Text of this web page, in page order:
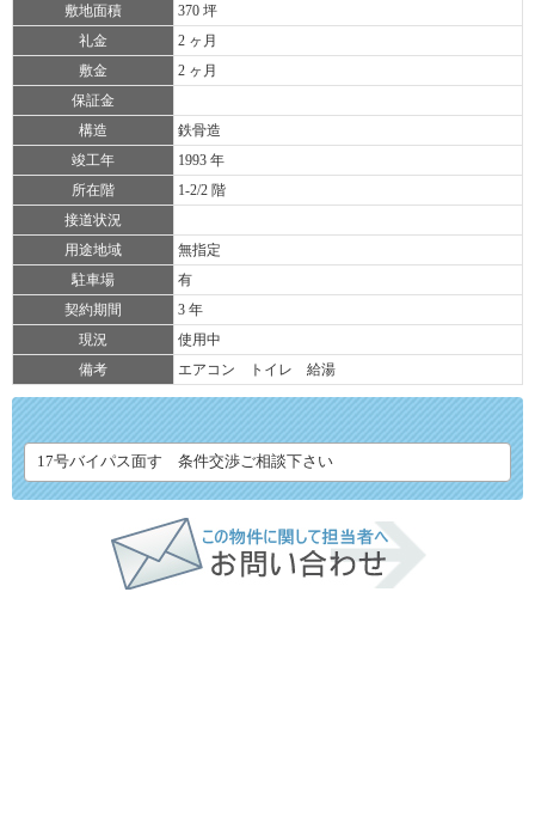
敷地面積
370 坪
礼金
2 ヶ月
敷金
2 ヶ月
保証金
構造
鉄骨造
竣工年
1993 年
所在階
1-2/2 階
接道状況
用途地域
無指定
駐車場
有
契約期間
3 年
現況
使用中
備考
エアコン トイレ 給湯
17号バイパス面す 条件交渉ご相談下さい